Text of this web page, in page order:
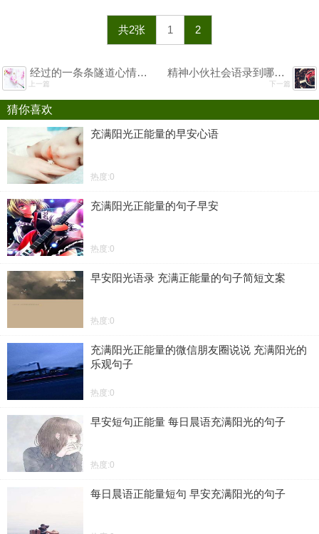
共2张 1 2
经过的一条条隧道心情句子
上一篇
精神小伙社会语录到哪都是实力派
下一篇
猜你喜欢
充满阳光正能量的早安心语
热度:0
充满阳光正能量的句子早安
热度:0
早安阳光语录 充满正能量的句子简短文案
热度:0
充满阳光正能量的微信朋友圈说说 充满阳光的
乐观句子
热度:0
早安短句正能量 每日晨语充满阳光的句子
热度:0
每日晨语正能量短句 早安充满阳光的句子